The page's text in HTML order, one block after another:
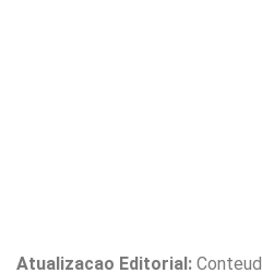
Atualizacao Editorial: